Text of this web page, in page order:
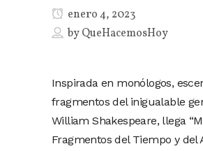
enero 4, 2023
byQueHacemosHoy
Inspirada en monólogos,
fragmentos del inigualable
William Shakespeare, llega
Fragmentos del Tiempo y del